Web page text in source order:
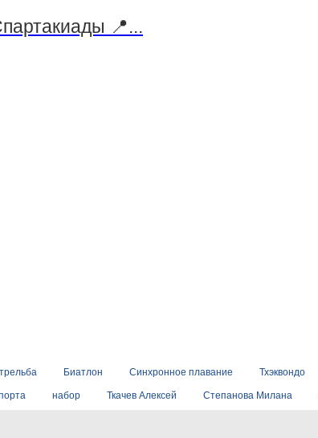
📍...
Биатлон Синхронное плавание Тхэквондо
набор Ткачев Алексей Степанова Милана